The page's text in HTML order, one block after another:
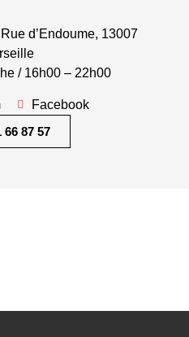
d’Endoume, 13007
/ 16h00 – 22h00
Facebook
66 87 57